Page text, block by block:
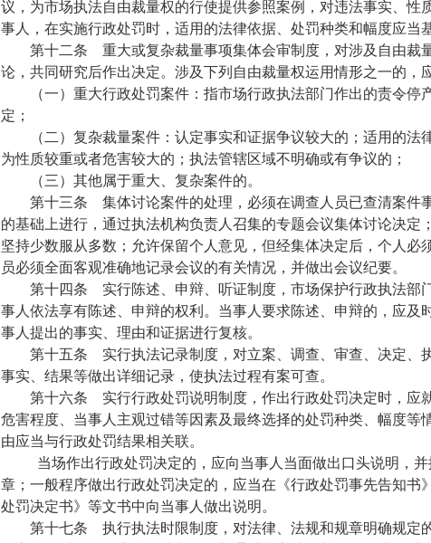
议，为市场执法自由裁量权的行使提供参照案例，对违法事实、性
事人，在实施行政处罚时，适用的法律依据、处罚种类和幅度应当
第十二条 重大或复杂裁量事项集体会审制度，对涉及自由裁
论，共同研究后作出决定。涉及下列自由裁量权运用情形之一的，
（一）重大行政处罚案件：指市场行政执法部门作出的责令停
定；
（二）复杂裁量案件：认定事实和证据争议较大的；适用的法
为性质较重或者危害较大的；执法管辖区域不明确或有争议的；
（三）其他属于重大、复杂案件的。
第十三条 集体讨论案件的处理，必须在调查人员已查清案件
的基础上进行，通过执法机构负责人召集的专题会议集体讨论决定
坚持少数服从多数；允许保留个人意见，但经集体决定后，个人必
员必须全面客观准确地记录会议的有关情况，并做出会议纪要。
第十四条 实行陈述、申辩、听证制度，市场保护行政执法部门
事人依法享有陈述、申辩的权利。当事人要求陈述、申辩的，应及
事人提出的事实、理由和证据进行复核。
第十五条 实行执法记录制度，对立案、调查、审查、决定、执
事实、结果等做出详细记录，使执法过程有案可查。
第十六条 实行行政处罚说明制度，作出行政处罚决定时，应
危害程度、当事人主观过错等因素及最终选择的处罚种类、幅度等
由应当与行政处罚结果相关联。
当场作出行政处罚决定的，应向当事人当面做出口头说明，并
章；一般程序做出行政处罚决定的，应当在《行政处罚事先告知书
处罚决定书》等文书中向当事人做出说明。
第十七条 执行执法时限制度，对法律、法规和规章明确规定